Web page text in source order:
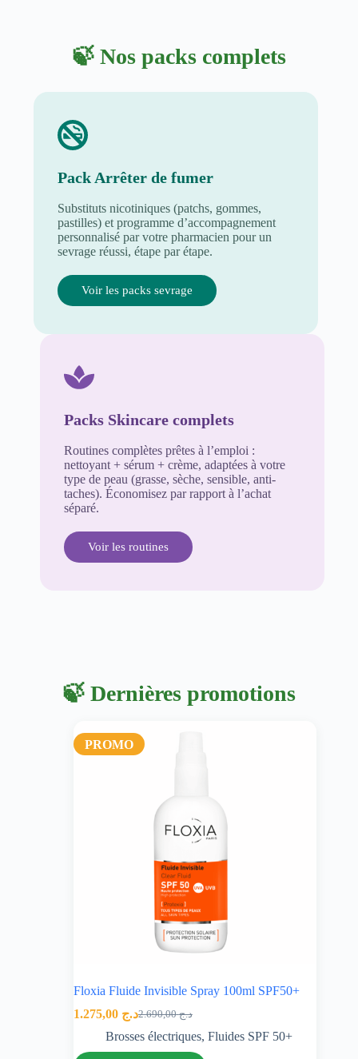
🍃 Nos packs complets
Pack Arrêter de fumer
Substituts nicotiniques (patchs, gommes,
pastilles) et programme d’accompagnement
personnalisé par votre pharmacien pour un
sevrage réussi, étape par étape.
Voir les packs sevrage
Packs Skincare complets
Routines complètes prêtes à l’emploi :
nettoyant + sérum + crème, adaptées à votre
type de peau (grasse, sèche, sensible, anti-
taches). Économisez par rapport à l’achat
séparé.
Voir les routines
🍃 Dernières promotions
PROMO
Floxia Fluide Invisible Spray 100ml SPF50+
د.ج2.690,00 د.ج 1.275,00
Brosses électriques, Fluides SPF 50+